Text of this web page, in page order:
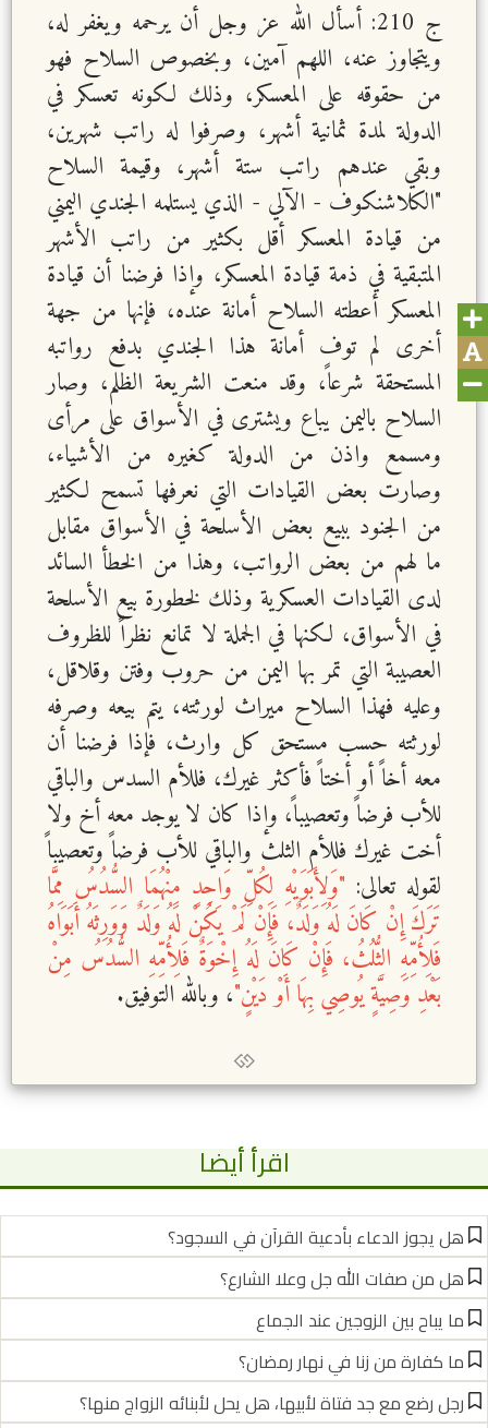
ج 210: أسأل الله عز وجل أن يرحمه ويغفر له،
ويتجاوز عنه، اللهم آمين، وبخصوص السلاح فهو
من حقوقه على المعسكر، وذلك لكونه تعسكر في
الدولة لمدة ثمانية أشهر، وصرفوا له راتب شهرين،
وبقي عندهم راتب ستة أشهر، وقيمة السلاح
"الكلاشنكوف - الآلي - الذي يستلمه الجندي اليمني
من قيادة المعسكر أقل بكثير من راتب الأشهر
المتبقية في ذمة قيادة المعسكر، وإذا فرضنا أن قيادة
المعسكر أعطته السلاح أمانة عنده، فإنها من جهة
أخرى لم توف أمانة هذا الجندي بدفع رواتبه
المستحقة شرعاً، وقد منعت الشريعة الظلم، وصار
السلاح باليمن يباع ويشترى في الأسواق على مرأى
ومسمع واذن من الدولة كغيره من الأشياء،
وصارت بعض القيادات التي نعرفها تسمح لكثير
من الجنود ببيع بعض الأسلحة في الأسواق مقابل
ما لهم من بعض الرواتب، وهذا من الخطأ السائد
لدى القيادات العسكرية وذلك لخطورة بيع الأسلحة
في الأسواق، لكنها في الجملة لا تمانع نظراً للظروف
العصيبة التي تمر بها اليمن من حروب وفتن وقلاقل،
وعليه فهذا السلاح ميراث لورثته، يتم بيعه وصرفه
لورثته حسب مستحق كل وارث، فإذا فرضنا أن
معه أخاً أو أختاً فأكثر غيرك، فللأم السدس والباقي
للأب فرضاً وتعصيباً، وإذا كان لا يوجد معه أخ ولا
أخت غيرك فللأم الثلث والباقي للأب فرضاً وتعصيباً
لقوله تعالى: "وَلِأَبَوَيْهِ لِكُلِّ وَاحِدٍ مِنْهُمَا السُّدُسُ مِمَّا
تَرَكَ إِنْ كَانَ لَهُ وَلَدٌ، فَإِنْ لَمْ يَكُنْ لَهُ وَلَدٌ وَوَرِثَهُ أَبَوَاهُ
فَلِأُمِّهِ الثُّلُثُ، فَإِنْ كَانَ لَهُ إِخْوَةٌ فَلِأُمِّهِ السُّدُسُ مِنْ
بَعْدِ وَصِيَّةٍ يُوصِي بِهَا أَوْ دَيْنٍ"، وبالله التوفيق.
اقرأ أيضا
هل يجوز الدعاء بأدعية القرآن في السجود؟
هل من صفات الله جل وعلا الشارع؟
ما يباح بين الزوجين عند الجماع
ما كفارة من زنا في نهار رمضان؟
رجل رضع مع جد فتاة لأبيها، هل يحل لأبنائه الزواج منها؟